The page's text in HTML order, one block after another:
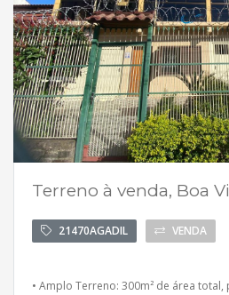
Terreno à venda, Boa
21470AGADIL VENDA
• Amplo Terreno: 300m² de área